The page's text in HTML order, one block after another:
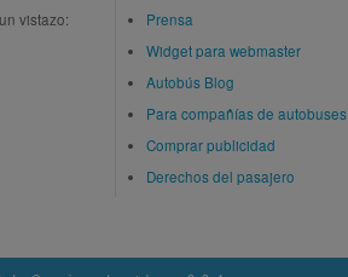
vistazo:
Prensa
Widget para webmaster
Autobús Blog
Para compañías de autobuses
Comprar publicidad
Derechos del pasajero